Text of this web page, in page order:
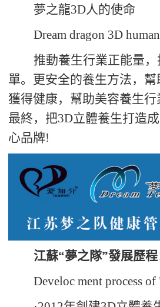
夢之龍3D人的使命
Dream dragon 3D
推動養生行業正能量
單。更安全的養生方法，
獲得健康，幫助美容養生行
最終，把3D立體養生打造
心品牌!
江蘇“夢之隊”發展歷程
Develoc ment process of